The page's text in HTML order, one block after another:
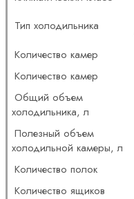
Тип холодильника
Количество камер
Количество камер
Общий объем
холодильника, л
Полезный объем
холодильной камеры, л
Количество полок
Количество ящиков